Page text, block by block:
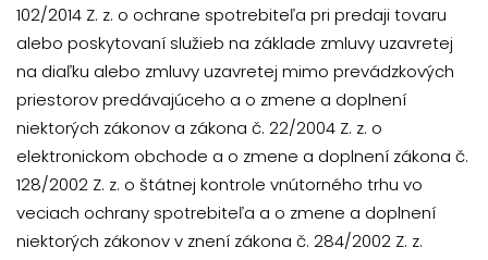
102/2014 Z. z. o ochrane spotrebiteľa pri predaji tovaru
alebo poskytovaní služieb na základe zmluvy uzavretej
na diaľku alebo zmluvy uzavretej mimo prevádzkových
priestorov predávajúceho a o zmene a doplnení
niektorých zákonov a zákona č. 22/2004 Z. z. o
elektronickom obchode a o zmene a doplnení zákona č.
128/2002 Z. z. o štátnej kontrole vnútorného trhu vo
veciach ochrany spotrebiteľa a o zmene a doplnení
niektorých zákonov v znení zákona č. 284/2002 Z. z.